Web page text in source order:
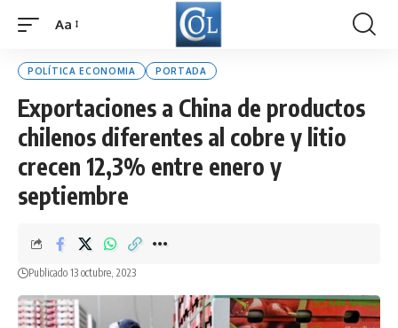
Font
Aa
POLÍTICA ECONOMIA PORTADA
Exportaciones a China de productos
chilenos diferentes al cobre y litio
crecen 12,3% entre enero y
septiembre
Publicado 13 octubre, 2023